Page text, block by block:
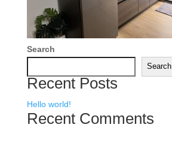
Search
Search
Recent Posts
Hello world!
Recent Comments